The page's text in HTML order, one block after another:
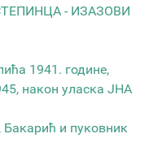
- ИЗАЗОВИ
1941. године,
након уласка ЈНА
Бакарић и пуковник